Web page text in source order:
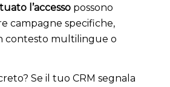
l’accessopossono
campagne specifiche,
contesto multilingue o
Se il tuo CRM segnala